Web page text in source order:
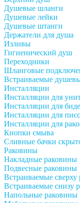
Душевые шланги
Душевые лейки
Душевые штанги
Держатели для душа
Изливы
Гигиенический душ
Переходники
Шланговые
Встраиваемые
Инсталляции
Инсталляции для
Инсталляции для биде
Инсталляции для
Инсталляции для
Кнопки смыва
Сливные бачки
Раковины
Накладные раковины
Подвесные раковины
Встраиваемые
Встраиваемые снизу
Напольные раковины